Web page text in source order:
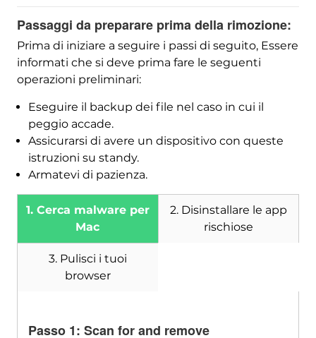
Passaggi da preparare prima della rimozione:
Prima di iniziare a seguire i passi di seguito, Essere
informati che si deve prima fare le seguenti
operazioni preliminari:
Eseguire il backup dei file nel caso in cui il
peggio accade.
Assicurarsi di avere un dispositivo con queste
istruzioni su standy.
Armatevi di pazienza.
1. Cerca malware per
Mac
2. Disinstallare le app
rischiose
3. Pulisci i tuoi
browser
Passo 1: Scan for and remove